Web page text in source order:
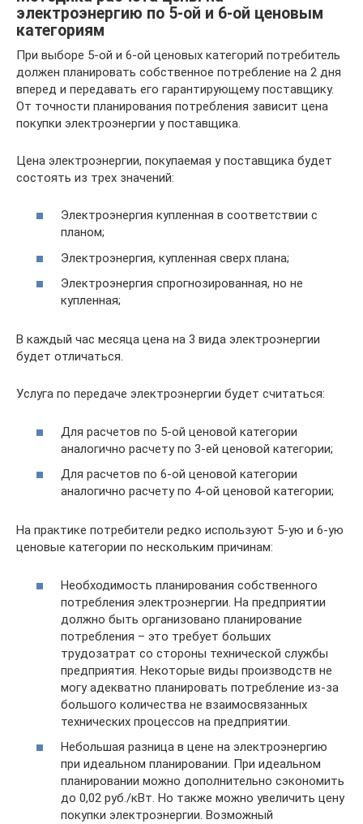
электроэнергию по 5-ой и 6-ой ценовым
категориям
При выборе 5-ой и 6-ой ценовых категорий потребитель
должен планировать собственное потребление на 2 дня
вперед и передавать его гарантирующему поставщику.
От точности планирования потребления зависит цена
покупки электроэнергии у поставщика.
Цена электроэнергии, покупаемая у поставщика будет
состоять из трех значений:
Электроэнергия купленная в соответствии с
планом;
Электроэнергия, купленная сверх плана;
Электроэнергия спрогнозированная, но не
купленная;
В каждый час месяца цена на 3 вида электроэнергии
будет отличаться.
Услуга по передаче электроэнергии будет считаться:
Для расчетов по 5-ой ценовой категории
аналогично расчету по 3-ей ценовой категории;
Для расчетов по 6-ой ценовой категории
аналогично расчету по 4-ой ценовой категории;
На практике потребители редко используют 5-ую и 6-ую
ценовые категории по нескольким причинам:
Необходимость планирования собственного
потребления электроэнергии. На предприятии
должно быть организовано планирование
потребления – это требует больших
трудозатрат со стороны технической службы
предприятия. Некоторые виды производств не
могу адекватно планировать потребление из-за
большого количества не взаимосвязанных
технических процессов на предприятии.
Небольшая разница в цене на электроэнергию
при идеальном планировании. При идеальном
планировании можно дополнительно сэкономить
до 0,02 руб./кВт. Но также можно увеличить цену
покупки электроэнергии. Возможный